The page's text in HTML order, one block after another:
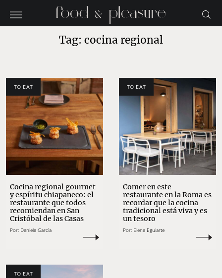
Tag: cocina regional
TO EAT
Cocina regional gourmet
y espíritu chiapaneco: el
restaurante que todos
recomiendan en San
Cristóbal de las Casas
Por: Daniela García
TO EAT
Comer en este
restaurante en la Roma es
recordar que la cocina
tradicional está viva y es
un tesoro
Por: Elena Eguiarte
TO EAT